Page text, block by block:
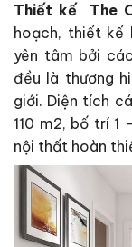
Thiết kế The
hoạch, thiết kế
yên tâm bởi
đều là thương
giới. Diện tích
110 m2, bố trí 1
nội thất hoàn